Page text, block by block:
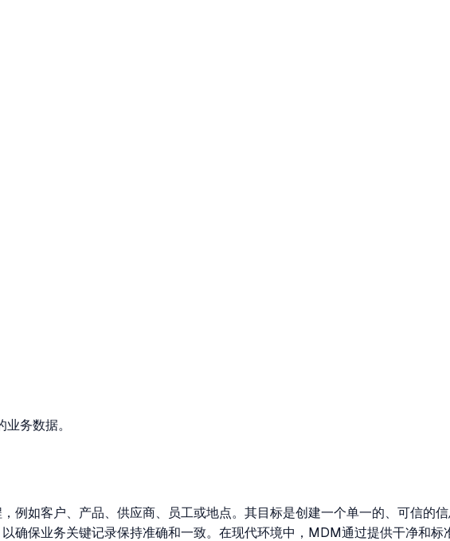
务数据。
例如客户、产品、供应商、员工或地点。其目标是创建一个单一的、可信的
确保业务关键记录保持准确和一致。在现代环境中，MDM通过提供干净和